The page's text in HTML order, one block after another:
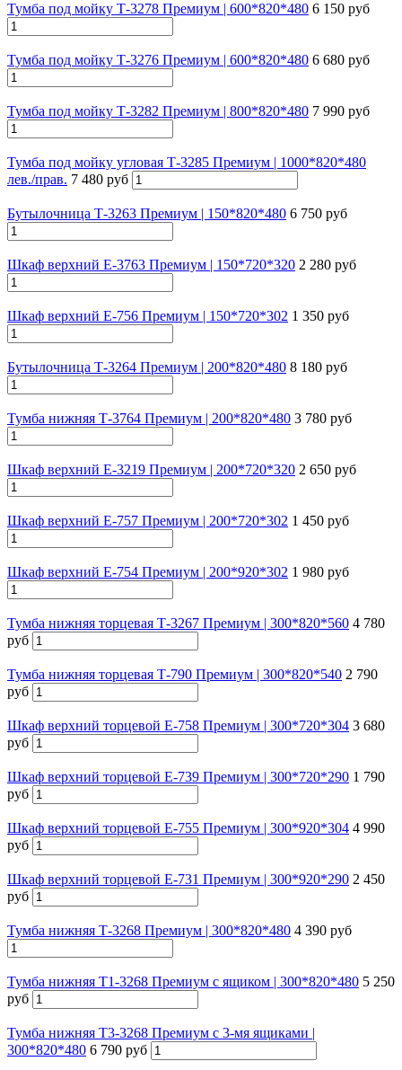
Тумба под мойку Т-3278 Премиум | 600*820*480 6 150 руб
Тумба под мойку Т-3276 Премиум | 600*820*480 6 680 руб
Тумба под мойку Т-3282 Премиум | 800*820*480 7 990 руб
Тумба под мойку угловая Т-3285 Премиум | 1000*820*480
лев./прав. 7 480 руб
Бутылочница Т-3263 Премиум | 150*820*480 6 750 руб
Шкаф верхний Е-3763 Премиум | 150*720*320 2 280 руб
Шкаф верхний Е-756 Премиум | 150*720*302 1 350 руб
Бутылочница Т-3264 Премиум | 200*820*480 8 180 руб
Тумба нижняя Т-3764 Премиум | 200*820*480 3 780 руб
Шкаф верхний Е-3219 Премиум | 200*720*320 2 650 руб
Шкаф верхний Е-757 Премиум | 200*720*302 1 450 руб
Шкаф верхний Е-754 Премиум | 200*920*302 1 980 руб
Тумба нижняя торцевая Т-3267 Премиум | 300*820*560 4 780
руб
Тумба нижняя торцевая Т-790 Премиум | 300*820*540 2 790
руб
Шкаф верхний торцевой E-758 Премиум | 300*720*304 3 680
руб
Шкаф верхний торцевой E-739 Премиум | 300*720*290 1 790
руб
Шкаф верхний торцевой E-755 Премиум | 300*920*304 4 990
руб
Шкаф верхний торцевой E-731 Премиум | 300*920*290 2 450
руб
Тумба нижняя Т-3268 Премиум | 300*820*480 4 390 руб
Тумба нижняя Т1-3268 Премиум с ящиком | 300*820*480 5 250
руб
Тумба нижняя Т3-3268 Премиум с 3-мя ящиками |
300*820*480 6 790 руб